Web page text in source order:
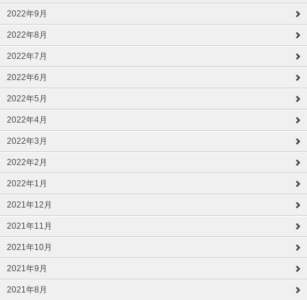
2022年9月
2022年8月
2022年7月
2022年6月
2022年5月
2022年4月
2022年3月
2022年2月
2022年1月
2021年12月
2021年11月
2021年10月
2021年9月
2021年8月